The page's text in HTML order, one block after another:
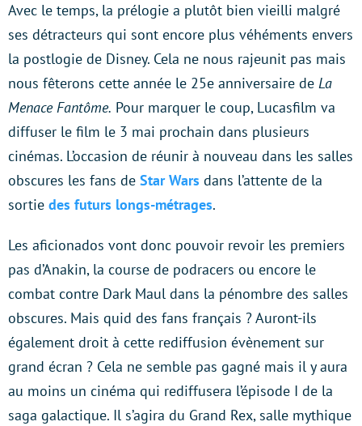
Avec le temps, la prélogie a plutôt bien vieilli malgré
ses détracteurs qui sont encore plus véhéments envers
la postlogie de Disney. Cela ne nous rajeunit pas mais
nous fêterons cette année le 25e anniversaire de La
Menace Fantôme. Pour marquer le coup, Lucasfilm va
diffuser le film le 3 mai prochain dans plusieurs
cinémas. L’occasion de réunir à nouveau dans les salles
obscures les fans de Star Wars dans l’attente de la
sortie des futurs longs-métrages.
Les aficionados vont donc pouvoir revoir les premiers
pas d’Anakin, la course de podracers ou encore le
combat contre Dark Maul dans la pénombre des salles
obscures. Mais quid des fans français ? Auront-ils
également droit à cette rediffusion évènement sur
grand écran ? Cela ne semble pas gagné mais il y aura
au moins un cinéma qui rediffusera l’épisode I de la
saga galactique. Il s’agira du Grand Rex, salle mythique